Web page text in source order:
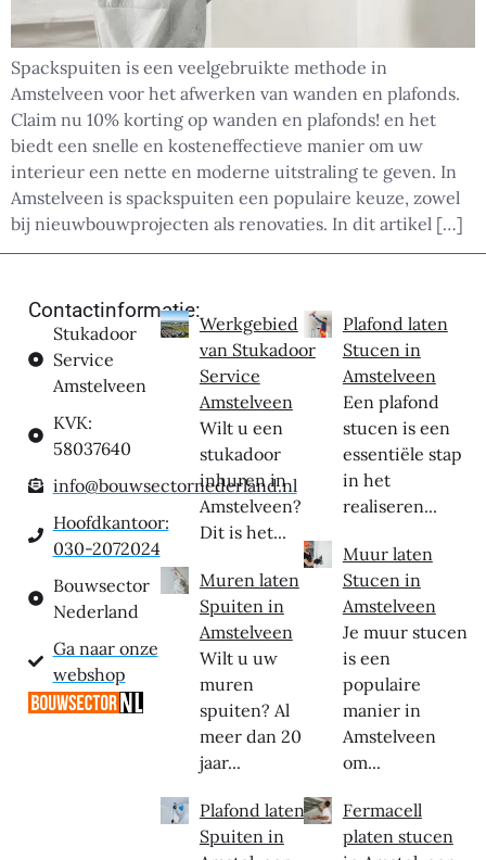
Spackspuiten is een veelgebruikte methode in
Amstelveen voor het afwerken van wanden en plafonds.
Claim nu 10% korting op wanden en plafonds! en het
biedt een snelle en kosteneffectieve manier om uw
interieur een nette en moderne uitstraling te geven. In
Amstelveen is spackspuiten een populaire keuze, zowel
bij nieuwbouwprojecten als renovaties. In dit artikel […]
Contactinformatie:
Stukadoor
Service
Amstelveen
KVK:
58037640
info@bouwsectornederland.nl
Hoofdkantoor:
030-2072024
Bouwsector
Nederland
Ga naar onze
webshop
Werkgebied
van Stukadoor
Service
Amstelveen
Wilt u een
stukadoor
inhuren in
Amstelveen?
Dit is het...
Muren laten
Spuiten in
Amstelveen
Wilt u uw
muren
spuiten? Al
meer dan 20
jaar...
Plafond laten
Spuiten in
Plafond laten
Stucen in
Amstelveen
Een plafond
stucen is een
essentiële stap
in het
realiseren...
Muur laten
Stucen in
Amstelveen
Je muur stucen
is een
populaire
manier in
Amstelveen
om...
Fermacell
platen stucen